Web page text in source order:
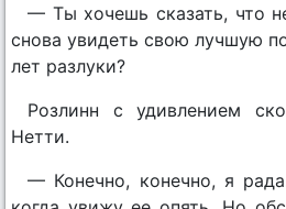
— Ты хочешь сказать, что
снова увидеть свою лучшую
лет разлуки?
Розлинн с удивлением
Нетти.
— Конечно, конечно, я